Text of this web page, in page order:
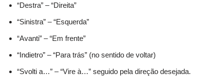
“Destra” – “Direita”
“Sinistra” – “Esquerda”
“Avanti” – “Em frente”
“Indietro” – “Para trás” (no sentido de voltar)
“Svolti a…” – “Vire à…” seguido pela direção desejada.